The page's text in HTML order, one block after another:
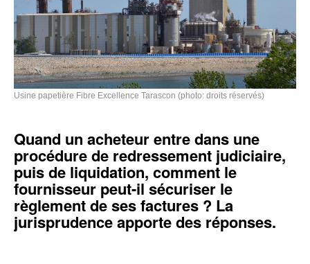
Usine papetière Fibre Excellence Tarascon (photo: droits réservés)
Quand un acheteur entre dans une
procédure de redressement judiciaire,
puis de liquidation, comment le
fournisseur peut-il sécuriser le
règlement de ses factures ? La
jurisprudence apporte des réponses.